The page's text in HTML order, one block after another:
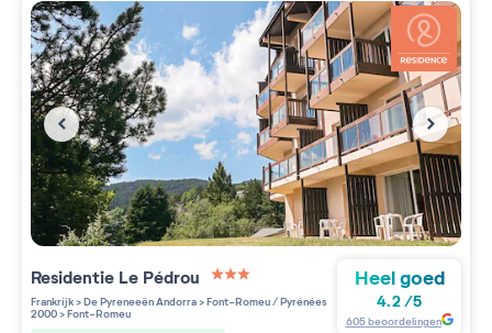
Residentie Le Pédrou
3 étoiles sur 5
Frankrijk>De Pyreneeën Andorra>Font-Romeu / Pyrénées
2000>Font-Romeu
Heel goed
4.2/5
605beoordelingen